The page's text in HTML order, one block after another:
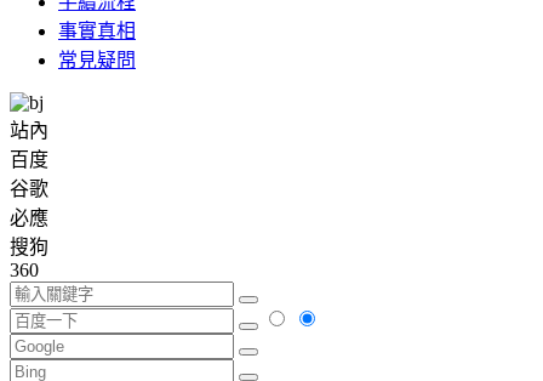
事實真相
常見疑問
站內
百度
谷歌
必應
搜狗
360